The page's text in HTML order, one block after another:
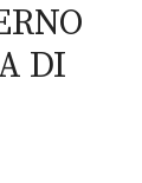
DI